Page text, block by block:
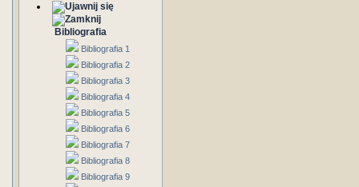
Bibliografia
Bibliografia 1
Bibliografia 2
Bibliografia 3
Bibliografia 4
Bibliografia 5
Bibliografia 6
Bibliografia 7
Bibliografia 8
Bibliografia 9